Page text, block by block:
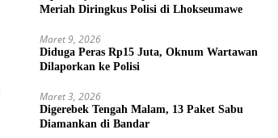
Meriah Diringkus Polisi di Lhokseumawe
Maret 9, 2026
Diduga Peras Rp15 Juta, Oknum Wartawan
Dilaporkan ke Polisi
Maret 3, 2026
Digerebek Tengah Malam, 13 Paket Sabu
Diamankan di Bandar